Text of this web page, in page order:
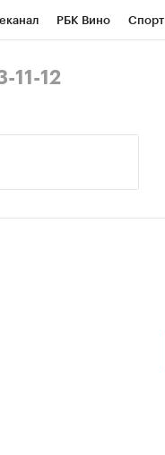
РБК Вино Спорт
11-12